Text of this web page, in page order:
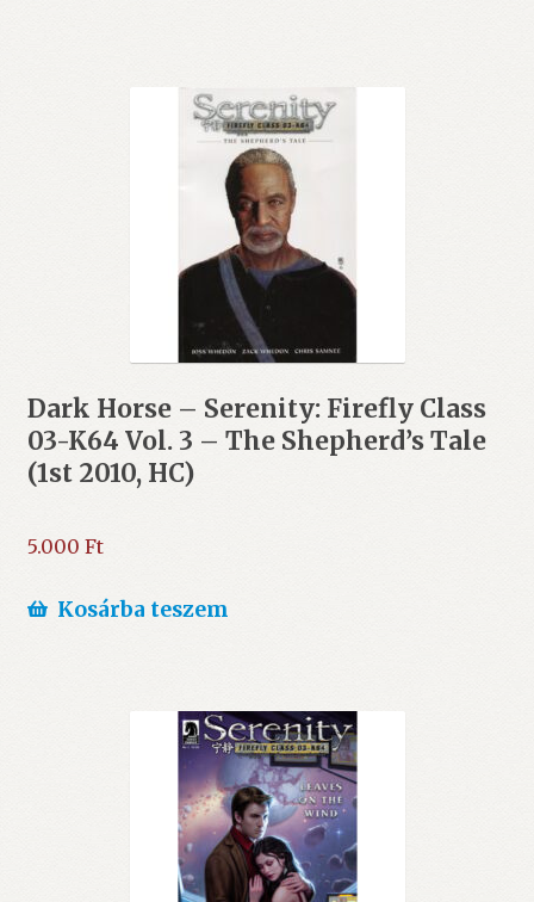
Dark Horse – Serenity: Firefly Class
03-K64 Vol. 3 – The Shepherd’s Tale
(1st 2010, HC)
5.000 Ft
Kosárba teszem